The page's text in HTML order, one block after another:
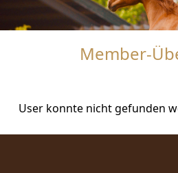
Member-
User konnte nicht gefunden